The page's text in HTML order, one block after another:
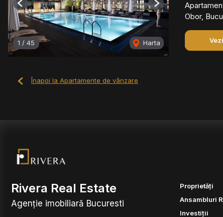
1 / 45 Harta
Previous Next
Obor,
Înapoi la Apartamente de vânzare
Rivera Real Estate
Agenție imobiliară Bucuresti
Proprietăți
Ansambluri
Investiții